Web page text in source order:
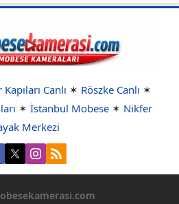
Kapıları Canlı ✶ Röszke Canlı ✶
✶ İstanbul Mobese ✶ Nikfer
Merkezi